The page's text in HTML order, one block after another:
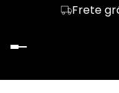
Frete